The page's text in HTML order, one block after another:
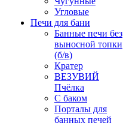
Угловые
Печи для бани
Банные печи без
выносной топки
(б/в)
Кратер
ВЕЗУВИЙ
Пчёлка
С баком
Порталы для
банных печей